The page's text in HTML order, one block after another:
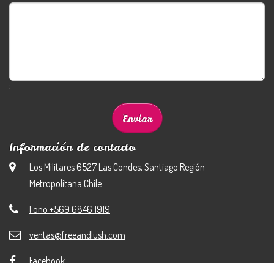
;
Información de contacto
Los Militares 6527 Las Condes, Santiago Región
Metropolitana Chile
Fono +569 6846 1919
ventas@freeandlush.com
Facebook